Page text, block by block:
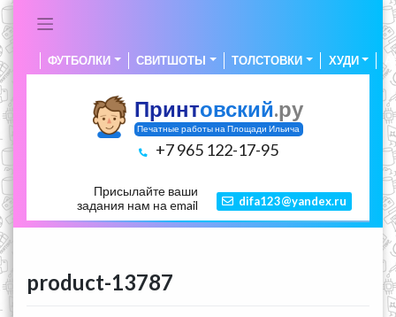
ФУТБОЛКИ СВИТШОТЫ ТОЛСТОВКИ ХУДИ
Принтовский.ру
Печатные работы на Площади Ильича
+7 965 122-17-95
Присылайте ваши
задания нам на email
difa123@yandex.ru
product-13787